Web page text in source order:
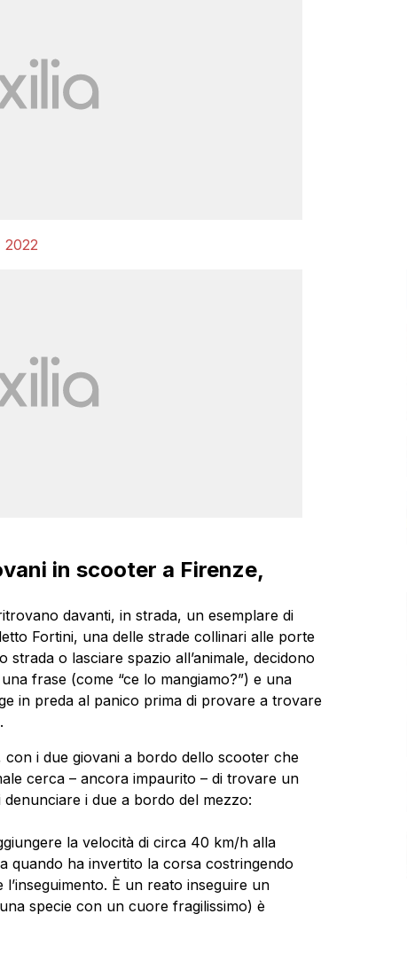
2022
in scooter a Firenze,
davanti, in strada, un esemplare di
Fortini, una delle strade collinari alle porte
o lasciare spazio all’animale, decidono
frase (come “ce lo mangiamo?”) e una
in preda al panico prima di provare a trovare
i due giovani a bordo dello scooter che
cerca – ancora impaurito – di trovare un
i due a bordo del mezzo:
la velocità di circa 40 km/h alla
quando ha invertito la corsa costringendo
È un reato inseguire un
specie con un cuore fragilissimo) è